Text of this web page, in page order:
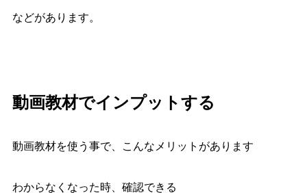
などがあります。
動画教材でインプットする
動画教材を使う事で、こんなメリットがあります
わからなくなった時、確認できる